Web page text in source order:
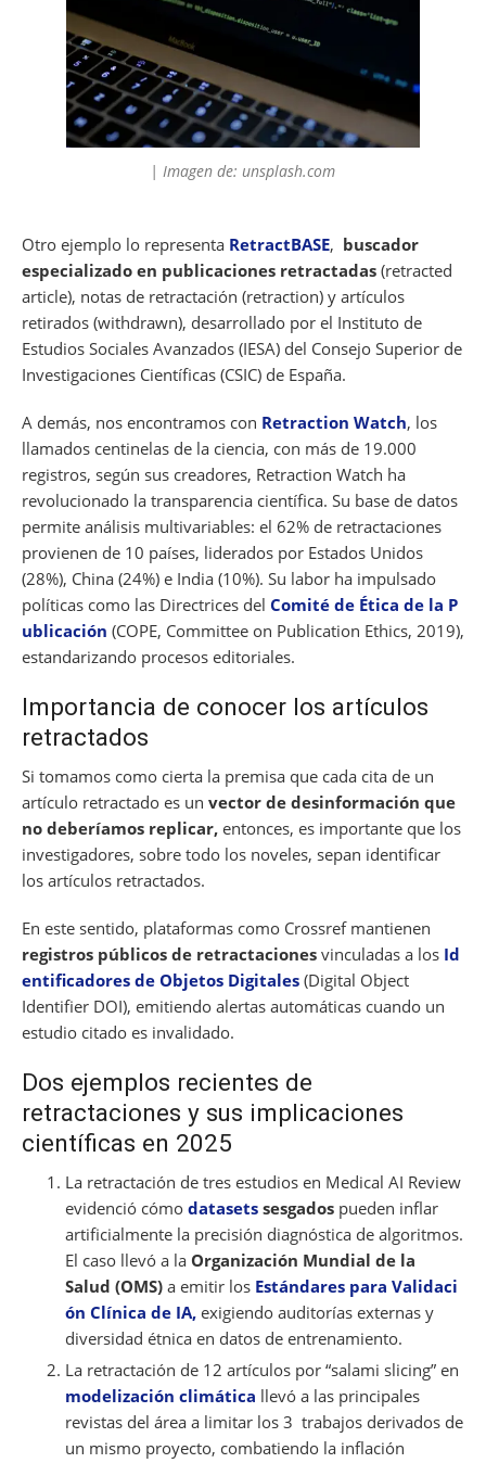
| Imagen de: unsplash.com
Otro ejemplo lo representa RetractBASE, buscador
especializado en publicaciones retractadas (retracted
article), notas de retractación (retraction) y artículos
retirados (withdrawn), desarrollado por el Instituto de
Estudios Sociales Avanzados (IESA) del Consejo Superior de
Investigaciones Científicas (CSIC) de España.
A demás, nos encontramos con Retraction Watch, los
llamados centinelas de la ciencia, con más de 19.000
registros, según sus creadores, Retraction Watch ha
revolucionado la transparencia científica. Su base de datos
permite análisis multivariables: el 62% de retractaciones
provienen de 10 países, liderados por Estados Unidos
(28%), China (24%) e India (10%). Su labor ha impulsado
políticas como las Directrices del Comité de Ética de la P
ublicación (COPE, Committee on Publication Ethics, 2019),
estandarizando procesos editoriales.
Importancia de conocer los artículos
retractados
Si tomamos como cierta la premisa que cada cita de un
artículo retractado es un vector de desinformación que
no deberíamos replicar, entonces, es importante que los
investigadores, sobre todo los noveles, sepan identificar
los artículos retractados.
En este sentido, plataformas como Crossref mantienen
registros públicos de retractaciones vinculadas a los Id
entificadores de Objetos Digitales (Digital Object
Identifier DOI), emitiendo alertas automáticas cuando un
estudio citado es invalidado.
Dos ejemplos recientes de
retractaciones y sus implicaciones
científicas en 2025
La retractación de tres estudios en Medical AI Review
evidenció cómo datasets sesgados pueden inflar
artificialmente la precisión diagnóstica de algoritmos.
El caso llevó a la Organización Mundial de la
Salud (OMS) a emitir los Estándares para Validaci
ón Clínica de IA, exigiendo auditorías externas y
diversidad étnica en datos de entrenamiento.
La retractación de 12 artículos por “salami slicing” en
modelización climática llevó a las principales
revistas del área a limitar los 3 trabajos derivados de
un mismo proyecto, combatiendo la inflación